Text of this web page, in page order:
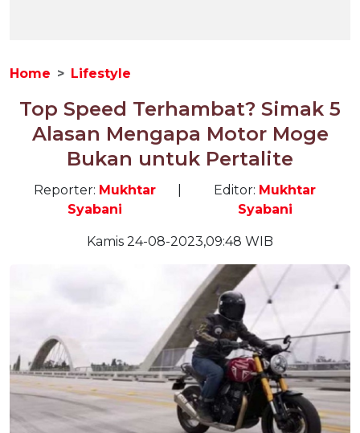
Home Lifestyle
Top Speed Terhambat? Simak 5
Alasan Mengapa Motor Moge
Bukan untuk Pertalite
Reporter: Mukhtar
Syabani
Editor: Mukhtar
Syabani
Kamis 24-08-2023,09:48 WIB